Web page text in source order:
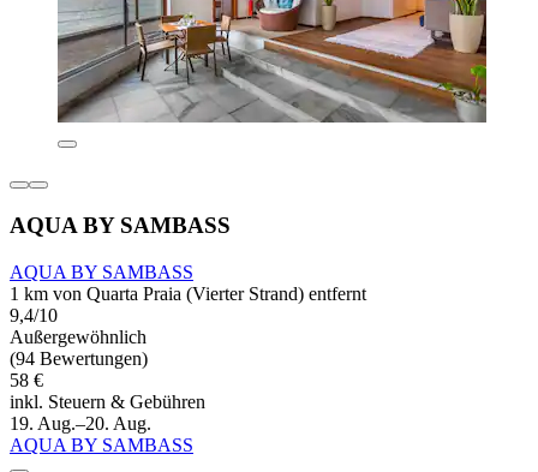
AQUA BY SAMBASS
AQUA BY SAMBASS
1 km von Quarta Praia (Vierter Strand) entfernt
9,4/10
Außergewöhnlich
(94 Bewertungen)
58 €
inkl. Steuern & Gebühren
19. Aug.–20. Aug.
AQUA BY SAMBASS